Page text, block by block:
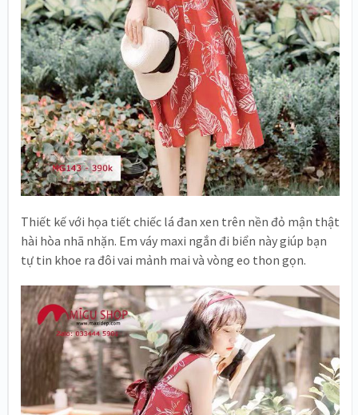
Thiết kế với họa tiết chiếc lá đan xen trên nền đỏ mận thật
hài hòa nhã nhặn. Em váy maxi ngắn đi biển này giúp bạn
tự tin khoe ra đôi vai mảnh mai và vòng eo thon gọn.